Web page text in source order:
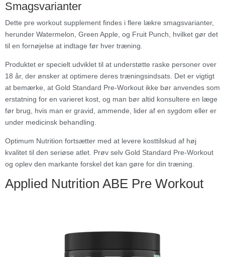
Smagsvarianter
Dette pre workout supplement findes i flere lækre smagsvarianter,
herunder Watermelon, Green Apple, og Fruit Punch, hvilket gør det
til en fornøjelse at indtage før hver træning.
Produktet er specielt udviklet til at understøtte raske personer over
18 år, der ønsker at optimere deres træningsindsats. Det er vigtigt
at bemærke, at Gold Standard Pre-Workout ikke bør anvendes som
erstatning for en varieret kost, og man bør altid konsultere en læge
før brug, hvis man er gravid, ammende, lider af en sygdom eller er
under medicinsk behandling.
Optimum Nutrition fortsætter med at levere kosttilskud af høj
kvalitet til den seriøse atlet. Prøv selv Gold Standard Pre-Workout
og oplev den markante forskel det kan gøre for din træning.
Applied Nutrition ABE Pre Workout